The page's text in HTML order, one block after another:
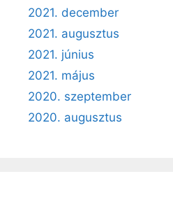
2021. december
2021. augusztus
2021. június
2021. május
2020. szeptember
2020. augusztus